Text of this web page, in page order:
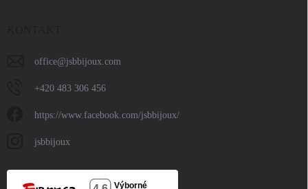
office@jsbbijoux.com
+420 483 306 456
https://www.facebook.com/jsbbijoux/
jsbbijoux